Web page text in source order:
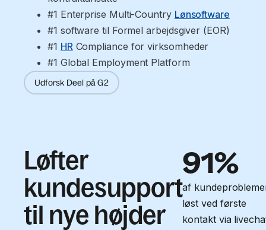
#1 Enterprise Multi-Country Lønsoftware
#1 software til Formel arbejdsgiver (EOR)
#1 HR Compliance for virksomheder
#1 Global Employment Platform
Udforsk Deel på G2
Løfter
kundesupport
til nye højder
91%
af
løst ved første
kontakt via